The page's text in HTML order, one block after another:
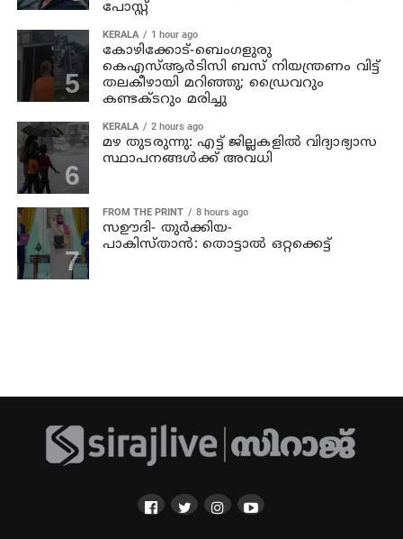
പോസ്റ്റ്
KERALA 1 hour ago
കോഴിക്കോട്-ബെംഗളുരു
കെഎസ്ആര്‍ടിസി ബസ് നിയന്ത്രണം വിട്ട്
തലകീഴായി മറിഞ്ഞു; ഡ്രൈവറും
കണ്ടക്ടറും മരിച്ചു
KERALA 2 hours ago
മഴ തുടരുന്നു: എട്ട് ജില്ലകളില്‍ വിദ്യാഭ്യാസ
സ്ഥാപനങ്ങള്‍ക്ക് അവധി
FROM THE PRINT 8 hours ago
സഊദി- തുർക്കിയ-
പാകിസ്താൻ: തൊട്ടാൽ ഒറ്റക്കെട്ട്